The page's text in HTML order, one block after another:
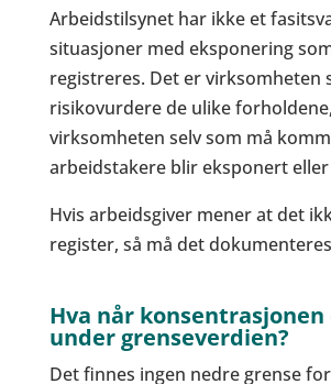
Arbeidstilsynet har ikke et
situasjoner med eksponering
registreres. Det er virksomheten
risikovurdere de ulike
virksomheten selv som må
arbeidstakere blir eksponert eller
Hvis arbeidsgiver mener at det
register, så må det
Hva når
under grenseverdien?
Det finnes ingen nedre grense for